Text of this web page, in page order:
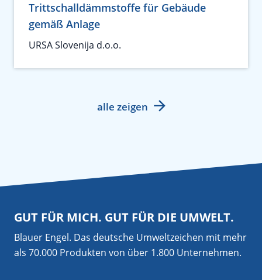
Trittschalldämmstoffe für Gebäude
gemäß Anlage
URSA Slovenija d.o.o.
alle zeigen
GUT FÜR MICH. GUT FÜR DIE UMWELT.
Blauer Engel. Das deutsche Umweltzeichen mit mehr
als 70.000 Produkten von über 1.800 Unternehmen.